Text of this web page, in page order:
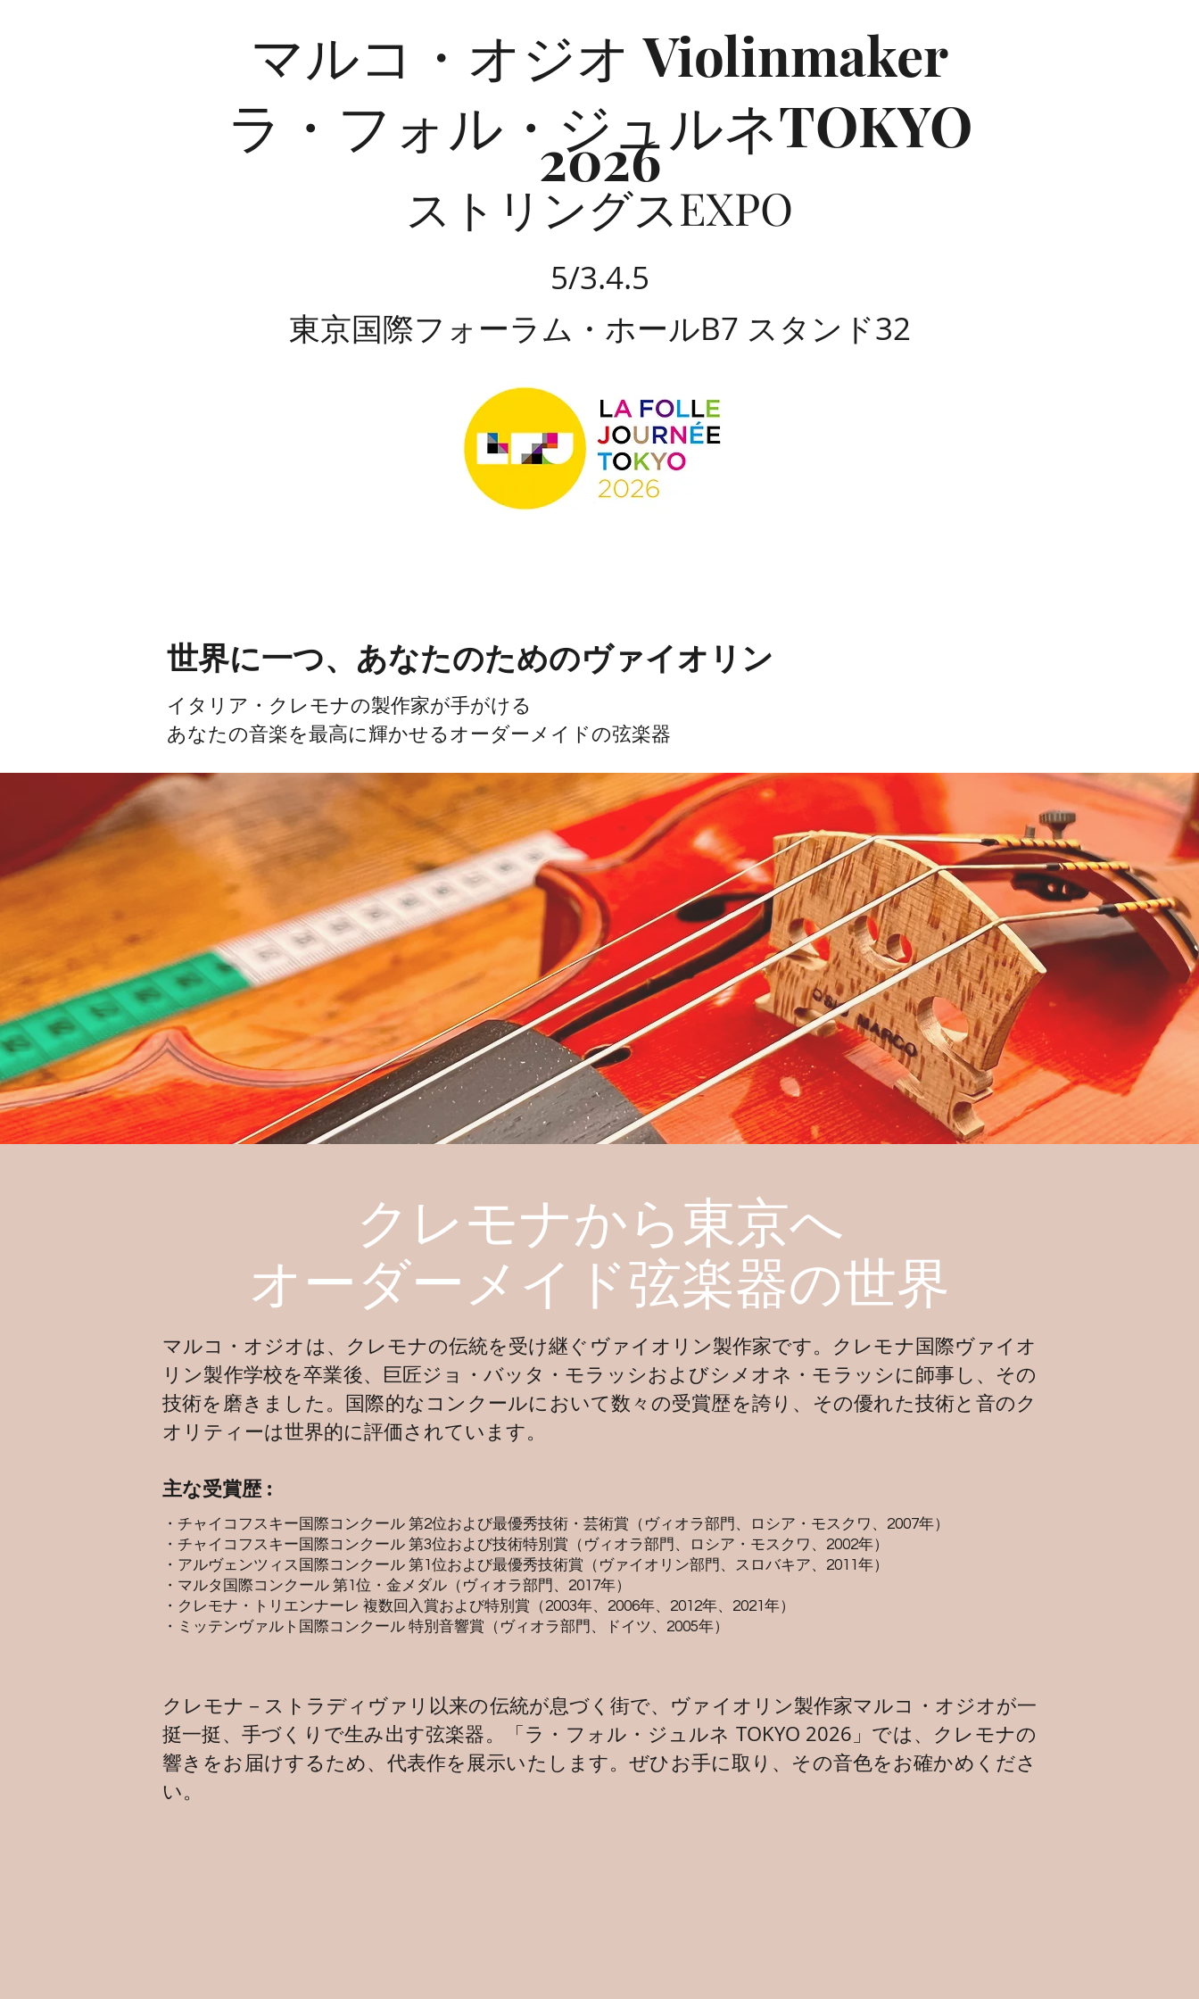
マルコ・オジオ Violinmaker
ラ・フォル・ジュルネTOKYO
2026
ストリングスEXPO
5/3.4.5
東京国際フォーラム・ホールB7 スタンド32
世界に一つ、あなたのためのヴァイオリン
イタリア・クレモナの製作家が手がける
あなたの音楽を最高に輝かせるオーダーメイドの弦楽器
クレモナから東京へ
オーダーメイド弦楽器の世界
マルコ・オジオは、クレモナの伝統を受け継ぐヴァイオリン製作家です。クレモナ国際ヴァイオ
リン製作学校を卒業後、巨匠ジョ・バッタ・モラッシおよびシメオネ・モラッシに師事し、その
技術を磨きました。国際的なコンクールにおいて数々の受賞歴を誇り、その優れた技術と音のク
オリティーは世界的に評価されています。
主な受賞歴 :
・チャイコフスキー国際コンクール 第2位および最優秀技術・芸術賞（ヴィオラ部門、ロシア・モスクワ、2007年）
・チャイコフスキー国際コンクール 第3位および技術特別賞（ヴィオラ部門、ロシア・モスクワ、2002年）
・アルヴェンツィス国際コンクール 第1位および最優秀技術賞（ヴァイオリン部門、スロバキア、2011年）
・マルタ国際コンクール 第1位・金メダル（ヴィオラ部門、2017年）
・クレモナ・トリエンナーレ 複数回入賞および特別賞（2003年、2006年、2012年、2021年）
・ミッテンヴァルト国際コンクール 特別音響賞（ヴィオラ部門、ドイツ、2005年）​
クレモナ－ストラディヴァリ以来の伝統が息づく街で、ヴァイオリン製作家マルコ・オジオが一
挺一挺、手づくりで生み出す弦楽器。「ラ・フォル・ジュルネ TOKYO 2026」では、クレモナの
響きをお届けするため、代表作を展示いたします。ぜひお手に取り、その音色をお確かめくださ
い。